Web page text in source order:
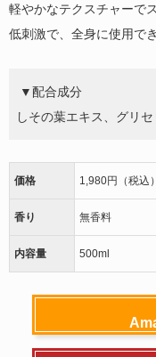
軽やかなテクスチャーで
低刺激で、全身に使用でき
▼配合成分
しその葉エキス、グリ
価格 1,980円（税込）
香り 無香料
内容量 500ml